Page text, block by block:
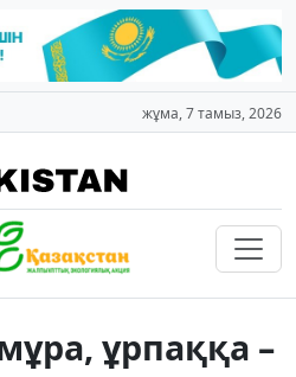
жұма, 7 тамыз, 2026
ұрпаққа –